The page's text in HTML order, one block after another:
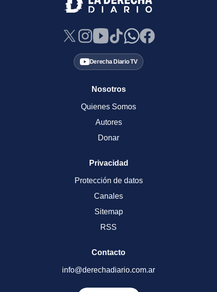
Derecha Diario TV
Nosotros
Quienes Somos
Autores
Donar
Privacidad
Protección de datos
Canales
Sitemap
RSS
Contacto
info@derechadiario.com.ar